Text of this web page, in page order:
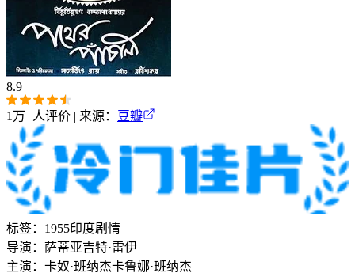
8.9
1万+人评价 | 来源： 豆瓣
标签： 1955印度剧情
导演： 萨蒂亚吉特·雷伊
主演： 卡奴·班纳杰卡鲁娜·班纳杰